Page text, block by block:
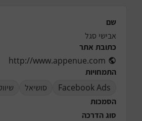
שם
אבישי סגל
כתובת אתר
http://www.appenue.com
התמחויות
Facebook Ads
סושיאל
הסמכות
סוג הדרכה